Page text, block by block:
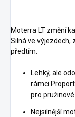
Moterra LT změní
Silná ve výjezdech,
předtím.
Lehký, ale
rámci
pro
Nejsilnější